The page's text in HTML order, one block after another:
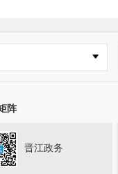
阵
晋江政务